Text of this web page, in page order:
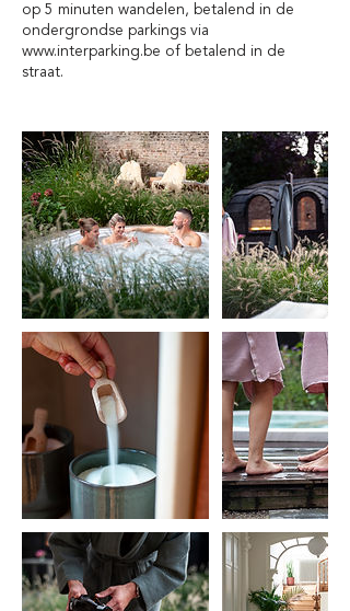
op 5 minuten wandelen, betalend in de
ondergrondse parkings via
www.interparking.be of betalend in de
straat.